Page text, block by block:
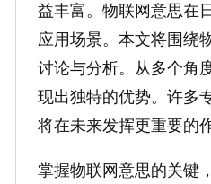
益丰富。物联网意思在
应用场景。本文将围绕
讨论与分析。从多个角
现出独特的优势。许多
将在未来发挥更重要的
掌握物联网意思的关键